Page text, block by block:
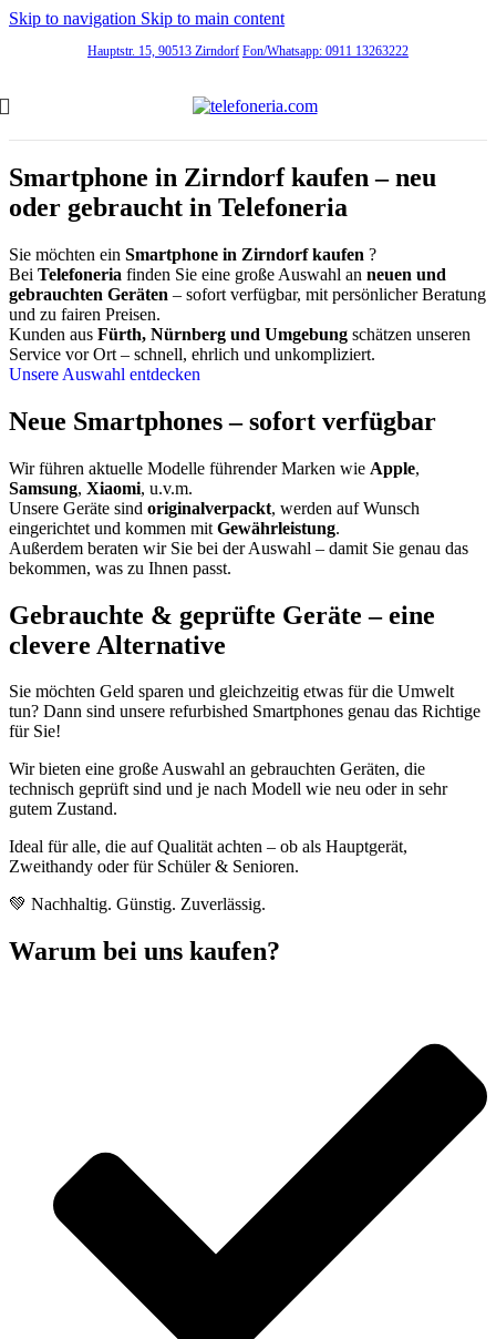
Skip to navigation Skip to main content
Hauptstr. 15, 90513 Zirndorf Fon/Whatsapp: 0911 13263222
Smartphone in Zirndorf kaufen – neu
oder gebraucht in Telefoneria
Sie möchten ein Smartphone in Zirndorf kaufen ?
Bei Telefoneria finden Sie eine große Auswahl an neuen und
gebrauchten Geräten – sofort verfügbar, mit persönlicher Beratung
und zu fairen Preisen.
Kunden aus Fürth, Nürnberg und Umgebung schätzen unseren
Service vor Ort – schnell, ehrlich und unkompliziert.
Unsere Auswahl entdecken
Neue Smartphones – sofort verfügbar
Wir führen aktuelle Modelle führender Marken wie Apple,
Samsung, Xiaomi, u.v.m.
Unsere Geräte sind originalverpackt, werden auf Wunsch
eingerichtet und kommen mit Gewährleistung.
Außerdem beraten wir Sie bei der Auswahl – damit Sie genau das
bekommen, was zu Ihnen passt.
Gebrauchte & geprüfte Geräte – eine
clevere Alternative
Sie möchten Geld sparen und gleichzeitig etwas für die Umwelt
tun? Dann sind unsere refurbished Smartphones genau das Richtige
für Sie!
Wir bieten eine große Auswahl an gebrauchten Geräten, die
technisch geprüft sind und je nach Modell wie neu oder in sehr
gutem Zustand.
Ideal für alle, die auf Qualität achten – ob als Hauptgerät,
Zweithandy oder für Schüler & Senioren.
💚 Nachhaltig. Günstig. Zuverlässig.
Warum bei uns kaufen?